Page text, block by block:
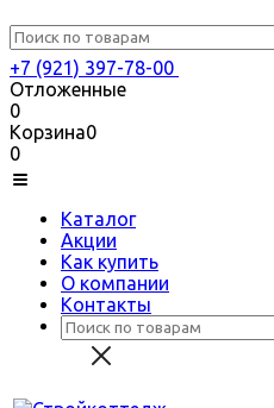
+7 (921) 397-78-00
Отложенные
0
Корзина0
0
Каталог
Акции
Как купить
О компании
Контакты